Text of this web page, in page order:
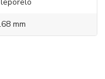
mm